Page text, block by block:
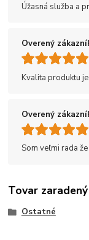
Úžasná služba a
Overený
Kvalita produktu
Overený
Som veľmi rada
Tovar
Ostatné